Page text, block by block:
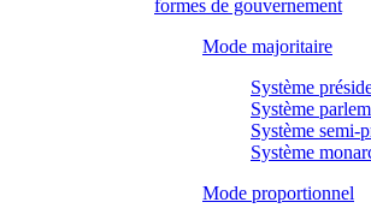
formes de gouvernement
Mode majoritaire
Système
Système
Système semi-
Système
Mode proportionnel